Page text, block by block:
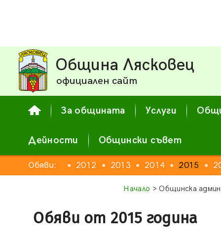
Община Лясковец
официален сайт
За общината Услуги
Дейности Общински съвет
Обяви:
● 2011 ● 2012 ● 2013 ● 2014 ● 2015 ●
Начало > Общинска
Обяви от 2015 година